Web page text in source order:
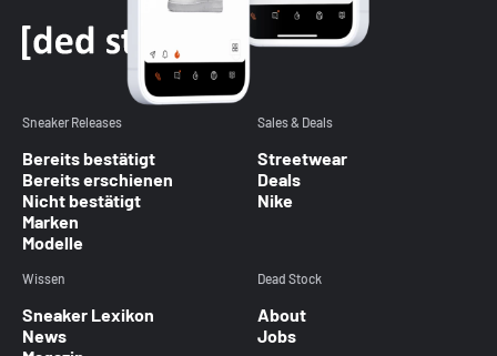
Sneaker Releases
Bereits bestätigt
Bereits erschienen
Nicht bestätigt
Marken
Modelle
Sales & Deals
Streetwear
Deals
Nike
Wissen
Sneaker Lexikon
News
Dead Stock
About
Jobs